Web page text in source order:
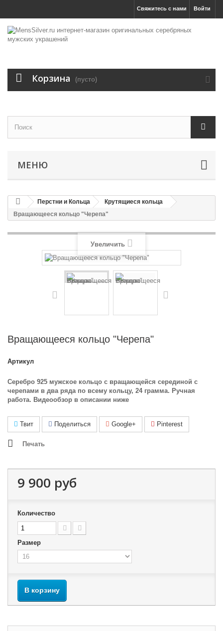
Войти
Свяжитесь с нами
Корзина (пусто)
МЕНЮ
Перстни и Кольца
Крутящиеся кольца
Вращающееся кольцо "Черепа"
Увеличить
Вращающееся кольцо "Черепа"
Артикул
Серебро 925 мужское кольцо с вращающейся серединой с
черепами в два ряда по всему кольцу, 24 грамма. Ручная
работа. Видеообзор в описании ниже
Твит Поделиться Google+ Pinterest
Печать
9 900 руб
Количество
Размер
В корзину